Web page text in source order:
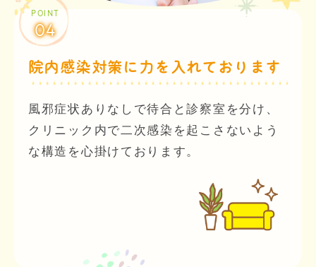
POINT
04
院内感染対策に力を入れております
風邪症状ありなしで待合と診察室を分け、
クリニック内で二次感染を起こさないよう
な構造を心掛けております。